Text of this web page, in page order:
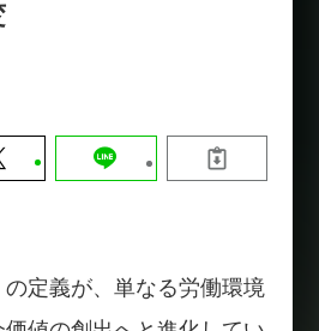
【9/30開催】AIで何でもできる時
の定義が、単なる労働環境